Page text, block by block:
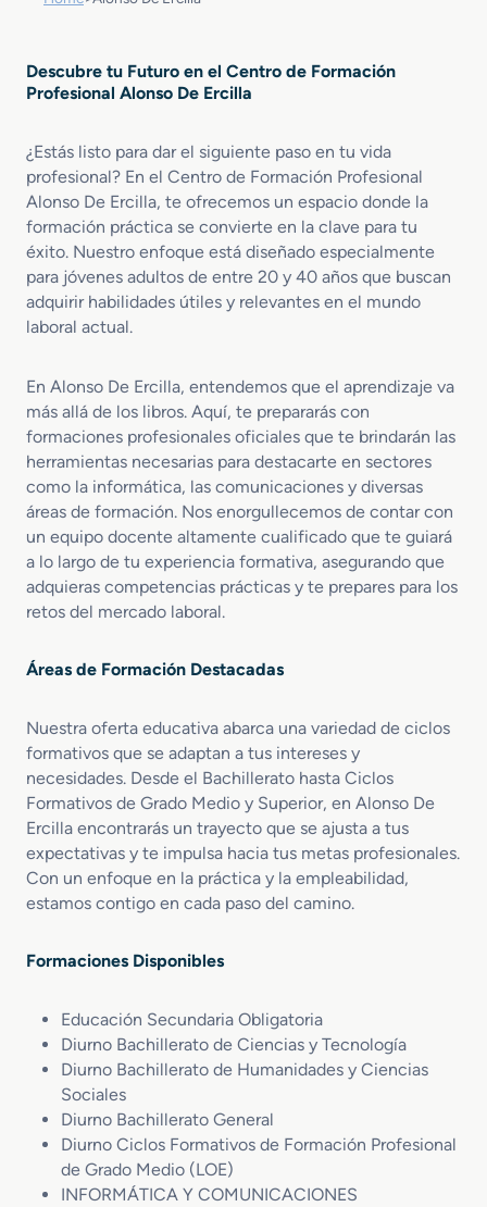
Descubre tu Futuro en el Centro de Formación
Profesional Alonso De Ercilla
¿Estás listo para dar el siguiente paso en tu vida
profesional? En el Centro de Formación Profesional
Alonso De Ercilla, te ofrecemos un espacio donde la
formación práctica se convierte en la clave para tu
éxito. Nuestro enfoque está diseñado especialmente
para jóvenes adultos de entre 20 y 40 años que buscan
adquirir habilidades útiles y relevantes en el mundo
laboral actual.
En Alonso De Ercilla, entendemos que el aprendizaje va
más allá de los libros. Aquí, te prepararás con
formaciones profesionales oficiales que te brindarán las
herramientas necesarias para destacarte en sectores
como la informática, las comunicaciones y diversas
áreas de formación. Nos enorgullecemos de contar con
un equipo docente altamente cualificado que te guiará
a lo largo de tu experiencia formativa, asegurando que
adquieras competencias prácticas y te prepares para los
retos del mercado laboral.
Áreas de Formación Destacadas
Nuestra oferta educativa abarca una variedad de ciclos
formativos que se adaptan a tus intereses y
necesidades. Desde el Bachillerato hasta Ciclos
Formativos de Grado Medio y Superior, en Alonso De
Ercilla encontrarás un trayecto que se ajusta a tus
expectativas y te impulsa hacia tus metas profesionales.
Con un enfoque en la práctica y la empleabilidad,
estamos contigo en cada paso del camino.
Formaciones Disponibles
Educación Secundaria Obligatoria
Diurno Bachillerato de Ciencias y Tecnología
Diurno Bachillerato de Humanidades y Ciencias
Sociales
Diurno Bachillerato General
Diurno Ciclos Formativos de Formación Profesional
de Grado Medio (LOE)
INFORMÁTICA Y COMUNICACIONES